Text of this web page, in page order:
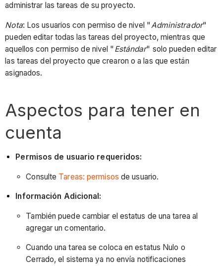
administrar las tareas de su proyecto.
Nota: Los usuarios con permiso de nivel "Administrador"
pueden editar todas las tareas del proyecto, mientras que
aquellos con permiso de nivel " Estándar" solo pueden editar
las tareas del proyecto que crearon o a las que están
asignados.
Aspectos para tener en
cuenta
Permisos de usuario requeridos:
Consulte Tareas: permisos de usuario.
Información Adicional:
También puede cambiar el estatus de una tarea al
agregar un comentario.
Cuando una tarea se coloca en estatus Nulo o
Cerrado, el sistema ya no envía notificaciones